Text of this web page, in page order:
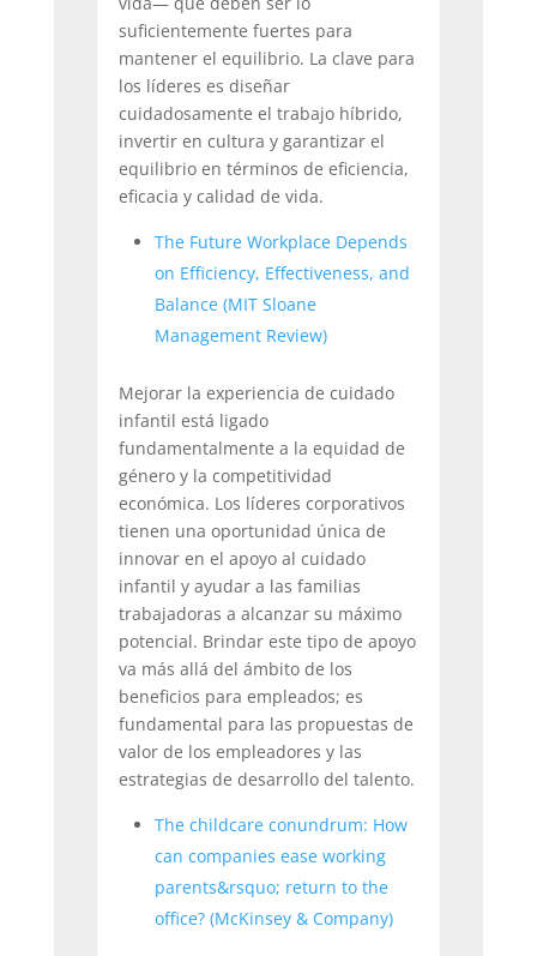
suficientemente fuertes para
mantener el equilibrio. La clave para
los líderes es diseñar
cuidadosamente el trabajo híbrido,
invertir en cultura y garantizar el
equilibrio en términos de eficiencia,
eficacia y calidad de vida.
The Future Workplace Depends
on Efficiency, Effectiveness, and
Balance (MIT Sloane
Management Review)
Mejorar la experiencia de cuidado
infantil está ligado
fundamentalmente a la equidad de
género y la competitividad
económica. Los líderes corporativos
tienen una oportunidad única de
innovar en el apoyo al cuidado
infantil y ayudar a las familias
trabajadoras a alcanzar su máximo
potencial. Brindar este tipo de apoyo
va más allá del ámbito de los
beneficios para empleados; es
fundamental para las propuestas de
valor de los empleadores y las
estrategias de desarrollo del talento.
The childcare conundrum: How
can companies ease working
parents&rsquo; return to the
office? (McKinsey & Company)